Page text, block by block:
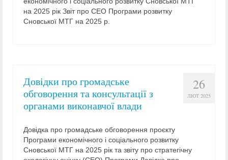
на 2025 рік Звіт про СЕО Програми розвитку
Сновської МТГ на 2025 р.
26
ЛЮТ 2025
Довідки про громадське
обговорення та консультації з
органами виконавчої влади
Довідка про громадське обговорення проєкту
Програми економічного і соціального розвитку
Сновської МТГ на 2025 рік та звіту про стратегічну